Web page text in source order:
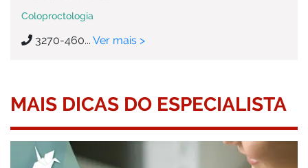
Coloproctologia
3270-460... Ver mais >
MAIS DICAS DO ESPECIALISTA